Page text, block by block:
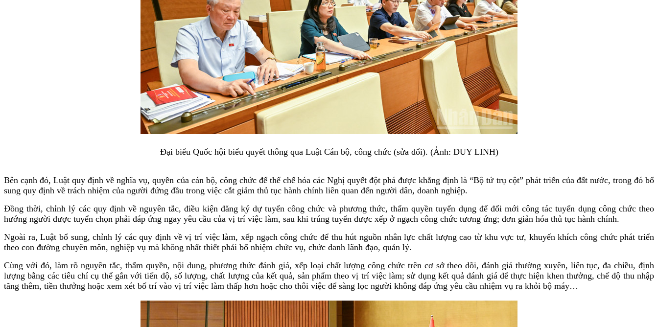
Đại biểu Quốc hội biểu quyết thông qua Luật Cán bộ, công chức (sửa đổi). (Ảnh: DUY LINH)
Bên cạnh đó, Luật quy định về nghĩa vụ, quyền của cán bộ, công chức để thể chế hóa các Nghị quyết đột phá được khẳng định là “Bộ tứ trụ cột” phát triển của đất nước, trong đó bổ
sung quy định về trách nhiệm của người đứng đầu trong việc cắt giảm thủ tục hành chính liên quan đến người dân, doanh nghiệp.
Đồng thời, chỉnh lý các quy định về nguyên tắc, điều kiện đăng ký dự tuyển công chức và phương thức, thẩm quyền tuyển dụng để đổi mới công tác tuyển dụng công chức theo
hướng người được tuyển chọn phải đáp ứng ngay yêu cầu của vị trí việc làm, sau khi trúng tuyển được xếp ở ngạch công chức tương ứng; đơn giản hóa thủ tục hành chính.
Ngoài ra, Luật bổ sung, chỉnh lý các quy định về vị trí việc làm, xếp ngạch công chức để thu hút nguồn nhân lực chất lượng cao từ khu vực tư, khuyến khích công chức phát triển
theo con đường chuyên môn, nghiệp vụ mà không nhất thiết phải bổ nhiệm chức vụ, chức danh lãnh đạo, quản lý.
Cùng với đó, làm rõ nguyên tắc, thẩm quyền, nội dung, phương thức đánh giá, xếp loại chất lượng công chức trên cơ sở theo dõi, đánh giá thường xuyên, liên tục, đa chiều, định
lượng bằng các tiêu chí cụ thể gắn với tiến độ, số lượng, chất lượng của kết quả, sản phẩm theo vị trí việc làm; sử dụng kết quả đánh giá để thực hiện khen thưởng, chế độ thu nhập
tăng thêm, tiền thưởng hoặc xem xét bố trí vào vị trí việc làm thấp hơn hoặc cho thôi việc để sàng lọc người không đáp ứng yêu cầu nhiệm vụ ra khỏi bộ máy…